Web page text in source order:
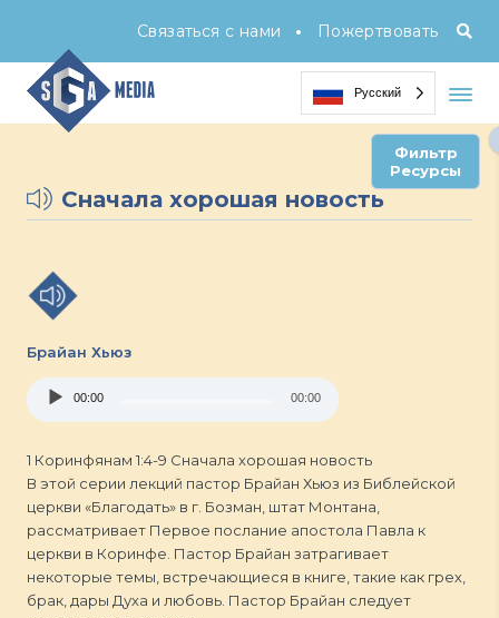
Связаться с нами • Пожертвовать
Русский
Фильтр
Ресурсы
Сначала хорошая новость
Брайан Хьюз
Audio
Player
00:00 00:00
1 Коринфянам 1:4-9 Сначала хорошая новость
В этой серии лекций пастор Брайан Хьюз из Библейской
церкви «Благодать» в г. Бозман, штат Монтана,
рассматривает Первое послание апостола Павла к
церкви в Коринфе. Пастор Брайан затрагивает
некоторые темы, встречающиеся в книге, такие как грех,
брак, дары Духа и любовь. Пастор Брайан следует